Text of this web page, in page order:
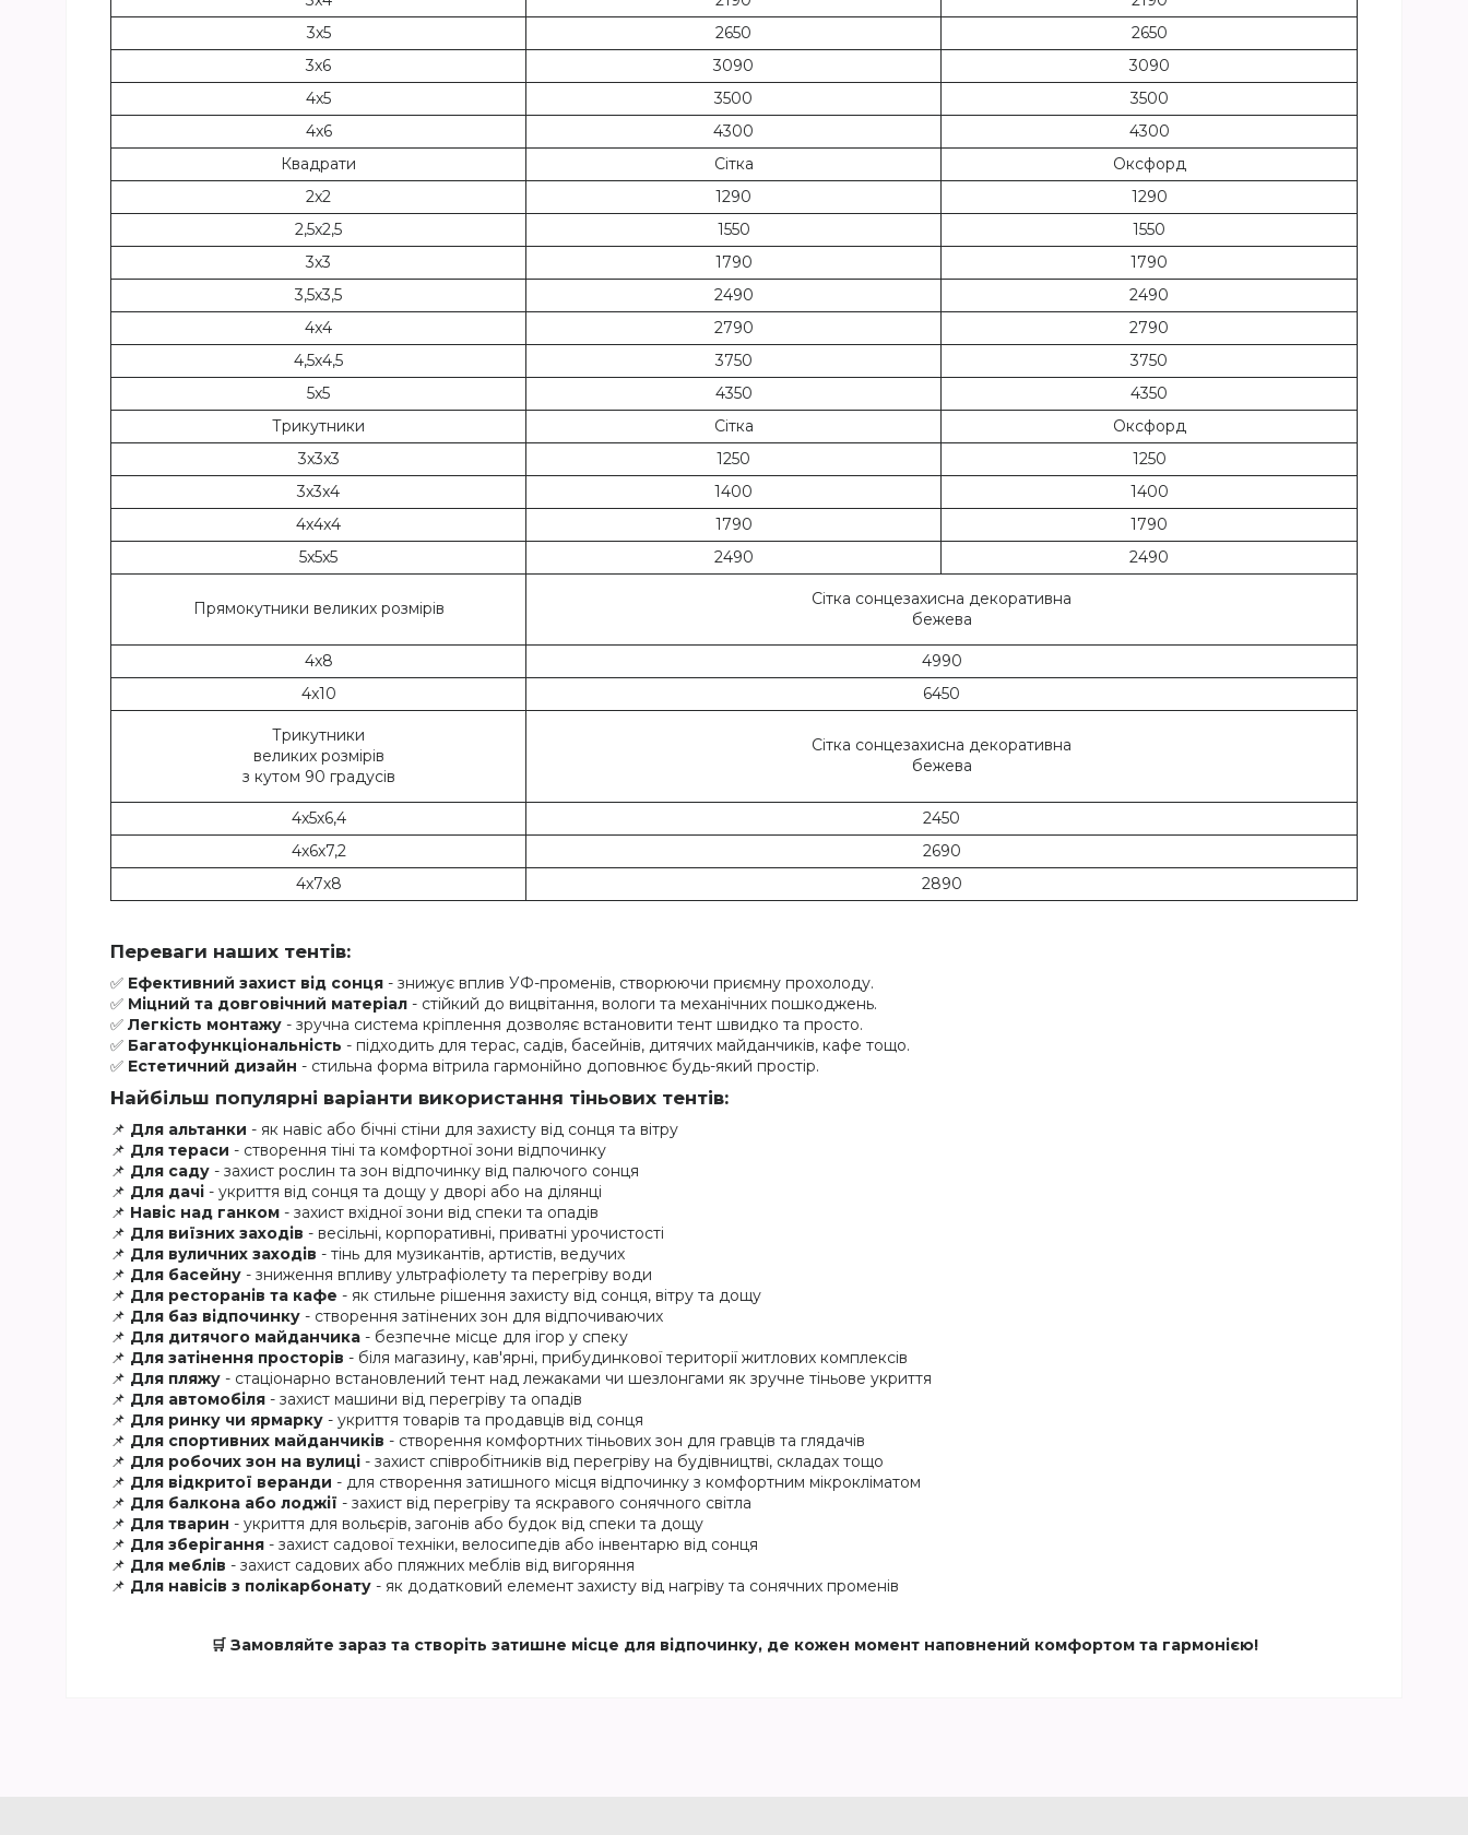
3x5
2650
2650
3x6
3090
3090
4x5
3500
3500
4x6
4300
4300
Квадрати
Сітка
Оксфорд
2x2
1290
1290
2,5x2,5
1550
1550
3x3
1790
1790
3,5x3,5
2490
2490
4x4
2790
2790
4,5х4,5
3750
3750
5x5
4350
4350
Трикутники
Сітка
Оксфорд
3x3x3
1250
1250
3x3x4
1400
1400
4x4x4
1790
1790
5x5x5
2490 2490
Прямокутники великих розмірів
Сітка сонцезахисна декоративна
бежева
4x8
4990
4x10
6450
Трикутники
великих розмірів
з кутом 90 градусів
Сітка сонцезахисна декоративна
бежева
4х5х6,4
2450
4х6х7,2
2690
4х7х8
2890
Переваги наших тентів:
✅ Ефективний захист від сонця - знижує вплив УФ-променів, створюючи приємну прохолоду.
✅ Міцний та довговічний матеріал - стійкий до вицвітання, вологи та механічних пошкоджень.
✅ Легкість монтажу - зручна система кріплення дозволяє встановити тент швидко та просто.
✅ Багатофункціональність - підходить для терас, садів, басейнів, дитячих майданчиків, кафе тощо.
✅ Естетичний дизайн - стильна форма вітрила гармонійно доповнює будь-який простір.
Найбільш популярні варіанти використання тіньових тентів:
📌 Для альтанки - як навіс або бічні стіни для захисту від сонця та вітру
📌 Для тераси - створення тіні та комфортної зони відпочинку
📌 Для саду - захист рослин та зон відпочинку від палючого сонця
📌 Для дачі - укриття від сонця та дощу у дворі або на ділянці
📌 Навіс над ганком - захист вхідної зони від спеки та опадів
📌 Для виїзних заходів - весільні, корпоративні, приватні урочистості
📌 Для вуличних заходів - тінь для музикантів, артистів, ведучих
📌 Для басейну - зниження впливу ультрафіолету та перегріву води
📌 Для ресторанів та кафе - як стильне рішення захисту від сонця, вітру та дощу
📌 Для баз відпочинку - створення затінених зон для відпочиваючих
📌 Для дитячого майданчика - безпечне місце для ігор у спеку
📌 Для затінення просторів - біля магазину, кав'ярні, прибудинкової території житлових комплексів
📌 Для пляжу - стаціонарно встановлений тент над лежаками чи шезлонгами як зручне тіньове укриття
📌 Для автомобіля - захист машини від перегріву та опадів
📌 Для ринку чи ярмарку - укриття товарів та продавців від сонця
📌 Для спортивних майданчиків - створення комфортних тіньових зон для гравців та глядачів
📌 Для робочих зон на вулиці - захист співробітників від перегріву на будівництві, складах тощо
📌 Для відкритої веранди - для створення затишного місця відпочинку з комфортним мікрокліматом
📌 Для балкона або лоджії - захист від перегріву та яскравого сонячного світла
📌 Для тварин - укриття для вольєрів, загонів або будок від спеки та дощу
📌 Для зберігання - захист садової техніки, велосипедів або інвентарю від сонця
📌 Для меблів - захист садових або пляжних меблів від вигоряння
📌 Для навісів з полікарбонату - як додатковий елемент захисту від нагріву та сонячних променів
🛒 Замовляйте зараз та створіть затишне місце для відпочинку, де кожен момент наповнений комфортом та гармонією!